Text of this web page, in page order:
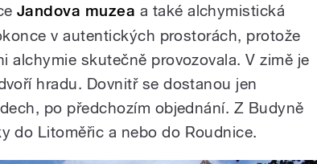
Jandova muzea a také alchymistická
v autentických prostorách, protože
alchymie skutečně provozovala. V zimě je
hradu. Dovnitř se dostanou jen
po předchozím objednání. Z Budyně
do Litoměřic a nebo do Roudnice.